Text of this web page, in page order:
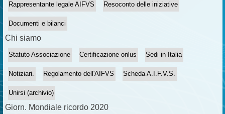
Rappresentante legale AIFVS Resoconto delle iniziative
Documenti e bilanci
Chi siamo
Statuto Associazione Certificazione onlus Sedi in Italia
Notiziari. Regolamento dell'AIFVS Scheda A.I.F.V.S.
Unirsi (archivio)
Giorn. Mondiale ricordo 2020